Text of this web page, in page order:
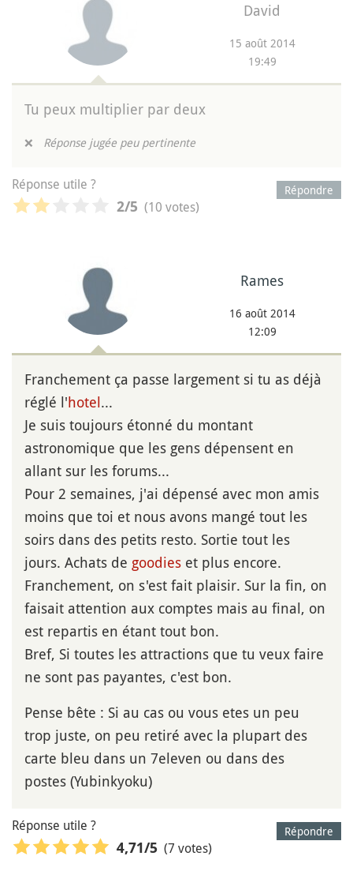
David
15 août 2014
19:49
Tu peux multiplier par deux
❌ Réponse jugée peu pertinente
Répondre
Réponse utile ?
2/5 (10 votes)
Rames
16 août 2014
12:09
Franchement ça passe largement si tu as déjà
réglé l'hotel...
Je suis toujours étonné du montant
astronomique que les gens dépensent en
allant sur les forums...
Pour 2 semaines, j'ai dépensé avec mon amis
moins que toi et nous avons mangé tout les
soirs dans des petits resto. Sortie tout les
jours. Achats de goodies et plus encore.
Franchement, on s'est fait plaisir. Sur la fin, on
faisait attention aux comptes mais au final, on
est repartis en étant tout bon.
Bref, Si toutes les attractions que tu veux faire
ne sont pas payantes, c'est bon.
Pense bête : Si au cas ou vous etes un peu
trop juste, on peu retiré avec la plupart des
carte bleu dans un 7eleven ou dans des
postes (Yubinkyoku)
Répondre
Réponse utile ?
4,71/5 (7 votes)